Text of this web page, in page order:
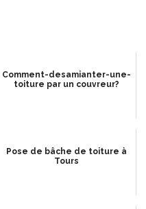
Comment-desamianter-une-
toiture par un couvreur?
Pose de bâche de toiture à
Tours